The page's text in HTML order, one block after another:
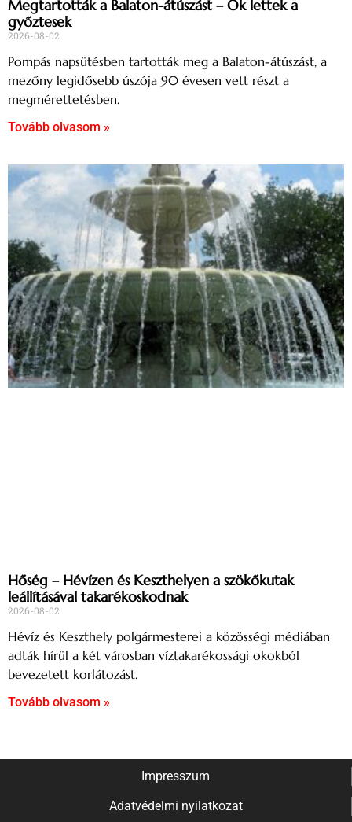
Megtartották a Balaton-átúszást – Ők lettek a
győztesek
2026-08-02
Pompás napsütésben tartották meg a Balaton-átúszást, a
mezőny legidősebb úszója 90 évesen vett részt a
megmérettetésben.
Tovább olvasom »
Hőség – Hévízen és Keszthelyen a szökőkutak
leállításával takarékoskodnak
2026-08-02
Hévíz és Keszthely polgármesterei a közösségi médiában
adták hírül a két városban víztakarékossági okokból
bevezetett korlátozást.
Tovább olvasom »
Impresszum
Adatvédelmi nyilatkozat